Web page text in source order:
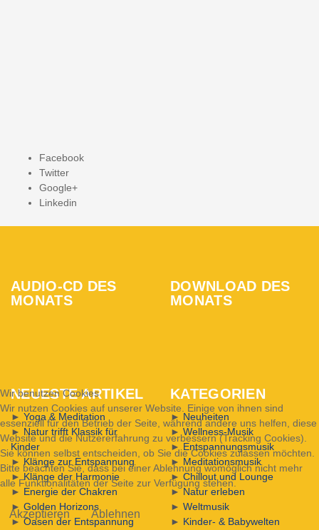
Facebook
Twitter
Google+
Linkedin
AUDIO-CD DES
MONATS
NEUESTE ARTIKEL
► Yoga & Meditation
► Natur trifft Klassik für
Kinder
► Klänge zur Entspannung
► Klänge der Harmonie
► Energie der Chakren
► Golden Horizons
►Oasen der Entspannung
DOWNLOAD DES
MONATS
KATEGORIEN
► Neuheiten
► Wellness-Musik
► Entspannungsmusik
► Meditationsmusik
► Chillout und Lounge
►Natur erleben
► Weltmusik
► Kinder- & Babywelten
Wir benutzen Cookies
Wir nutzen Cookies auf unserer Website. Einige von ihnen sind
essenziell für den Betrieb der Seite, während andere uns helfen, diese
Website und die Nutzererfahrung zu verbessern (Tracking Cookies).
Sie können selbst entscheiden, ob Sie die Cookies zulassen möchten.
Bitte beachten Sie, dass bei einer Ablehnung womöglich nicht mehr
alle Funktionalitäten der Seite zur Verfügung stehen.
Akzeptieren Ablehnen